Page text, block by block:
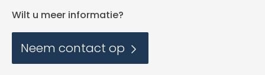
Wilt u meer informatie?
Neem contact op